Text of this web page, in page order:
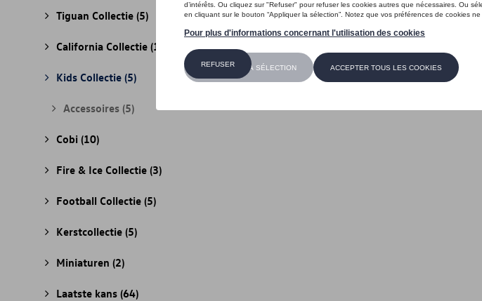
Tiguan Collectie (5)
California Collectie (18)
Kids Collectie (5)
Accessoires (5)
Cobi (10)
Fire & Ice Collectie (3)
Football Collectie (5)
Kerstcollectie (5)
Miniaturen (2)
Laatste kans (64)